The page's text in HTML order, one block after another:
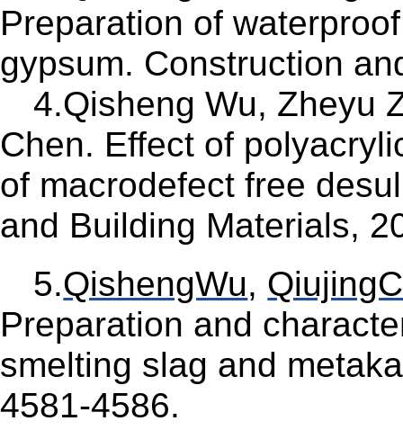
Preparation of
gypsum. Construction
4.Qisheng Wu, Zheyu
Chen. Effect of
of macrodefect free
and Building Materials,
5.QishengWu,
Preparation and
smelting slag and
4581-4586.